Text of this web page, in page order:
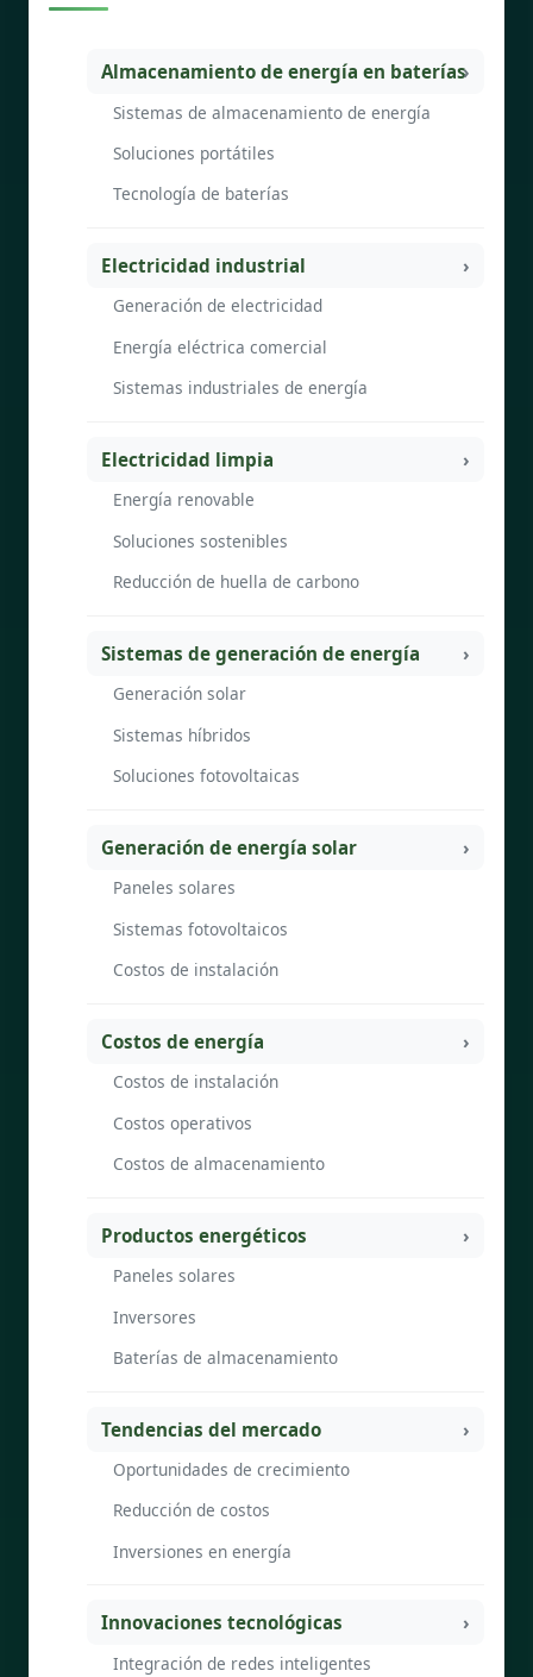
Almacenamiento de energía en baterías
Sistemas de almacenamiento de energía
Soluciones portátiles
Tecnología de baterías
Electricidad industrial
Generación de electricidad
Energía eléctrica comercial
Sistemas industriales de energía
Electricidad limpia
Energía renovable
Soluciones sostenibles
Reducción de huella de carbono
Sistemas de generación de energía
Generación solar
Sistemas híbridos
Soluciones fotovoltaicas
Generación de energía solar
Paneles solares
Sistemas fotovoltaicos
Costos de instalación
Costos de energía
Costos de instalación
Costos operativos
Costos de almacenamiento
Productos energéticos
Paneles solares
Inversores
Baterías de almacenamiento
Tendencias del mercado
Oportunidades de crecimiento
Reducción de costos
Inversiones en energía
Innovaciones tecnológicas
Integración de redes inteligentes